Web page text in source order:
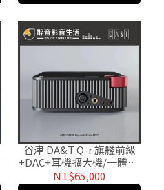
谷津 DA&T Q-r 旗艦前級
+DAC+耳機擴大機/一體機.
原廠公司貨
NT$65,000